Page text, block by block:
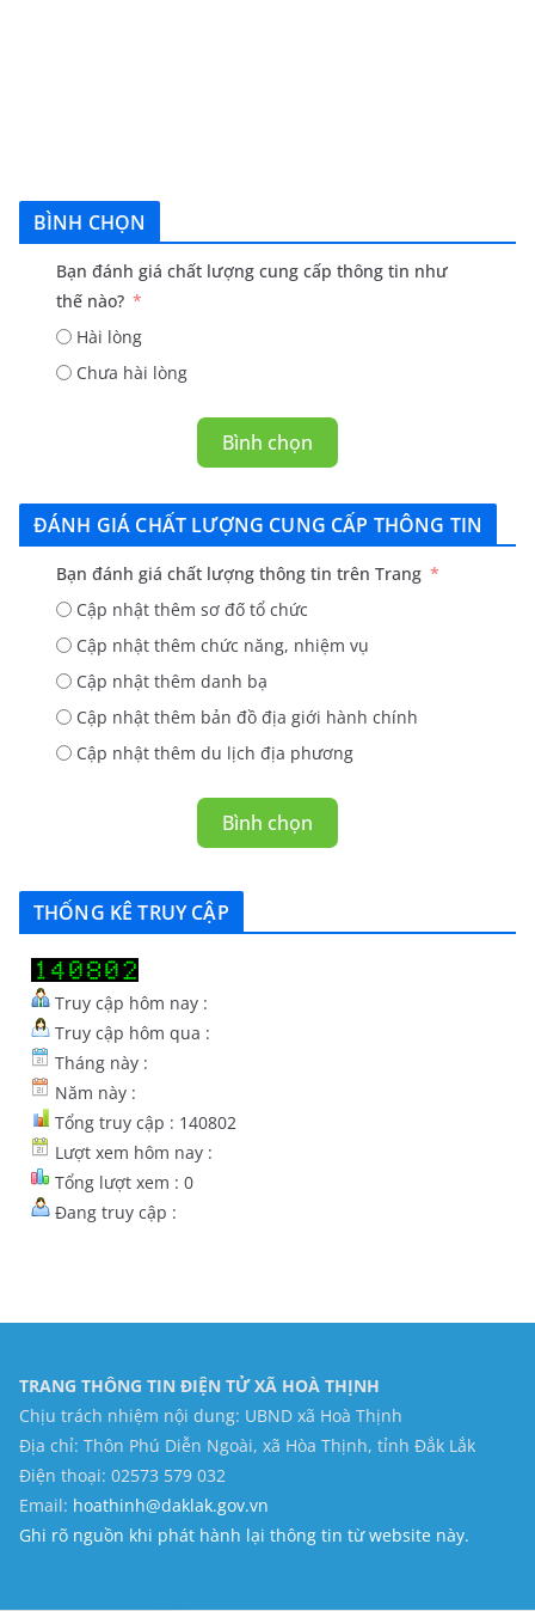
BÌNH CHỌN
Bạn đánh giá chất lượng cung cấp thông tin như
thế nào?
Hài lòng
Chưa hài lòng
Bình chọn
ĐÁNH GIÁ CHẤT LƯỢNG CUNG CẤP THÔNG TIN
Bạn đánh giá chất lượng thông tin trên Trang
Cập nhật thêm sơ đố tổ chức
Cập nhật thêm chức năng, nhiệm vụ
Cập nhật thêm danh bạ
Cập nhật thêm bản đồ địa giới hành chính
Cập nhật thêm du lịch địa phương
Bình chọn
THỐNG KÊ TRUY CẬP
Truy cập hôm nay :
Truy cập hôm qua :
Tháng này :
Năm này :
Tổng truy cập : 140802
Lượt xem hôm nay :
Tổng lượt xem : 0
Đang truy cập :
TRANG THÔNG TIN ĐIỆN TỬ XÃ HOÀ THỊNH
Chịu trách nhiệm nội dung: UBND xã Hoà Thịnh
Địa chỉ: Thôn Phú Diễn Ngoài, xã Hòa Thịnh, tỉnh Đắk Lắk
Điện thoại: 02573 579 032
Email: hoathinh@daklak.gov.vn
Ghi rõ nguồn khi phát hành lại thông tin từ website này.